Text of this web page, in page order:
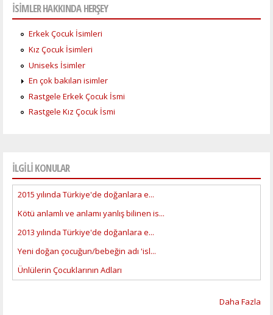
İSİMLER HAKKINDA HERŞEY
Erkek Çocuk İsimleri
Kız Çocuk İsimleri
Uniseks İsimler
En çok bakılan isimler
Rastgele Erkek Çocuk İsmi
Rastgele Kız Çocuk İsmi
İLGİLİ KONULAR
2015 yılında Türkiye'de doğanlara e...
Kötü anlamlı ve anlamı yanlış bilinen is...
2013 yılında Türkiye'de doğanlara e...
Yeni doğan çocuğun/bebeğin adı 'isl...
Ünlülerin Çocuklarının Adları
Daha Fazla